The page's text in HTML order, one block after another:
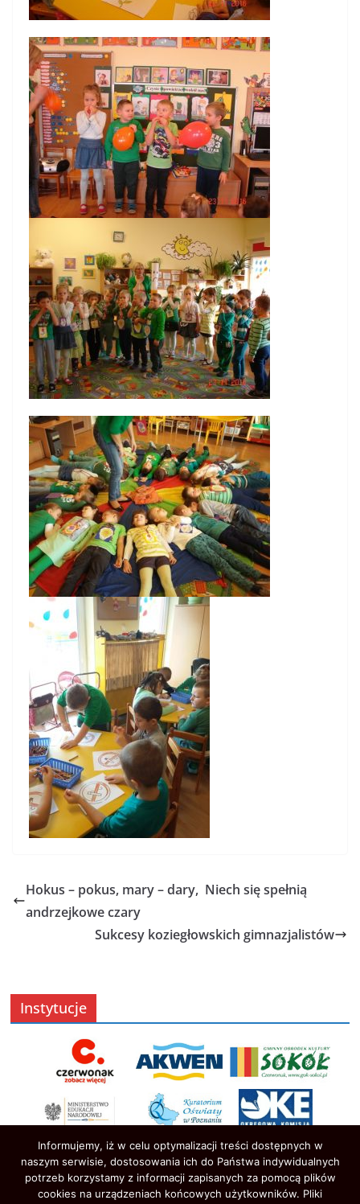
Hokus – pokus, mary – dary, Niech się spełnią
andrzejkowe czary
Sukcesy koziegłowskich gimnazjalistów
Instytucje
Informujemy, iż w celu optymalizacji treści dostępnych w
naszym serwisie, dostosowania ich do Państwa indywidualnych
potrzeb korzystamy z informacji zapisanych za pomocą plików
cookies na urządzeniach końcowych użytkowników. Pliki